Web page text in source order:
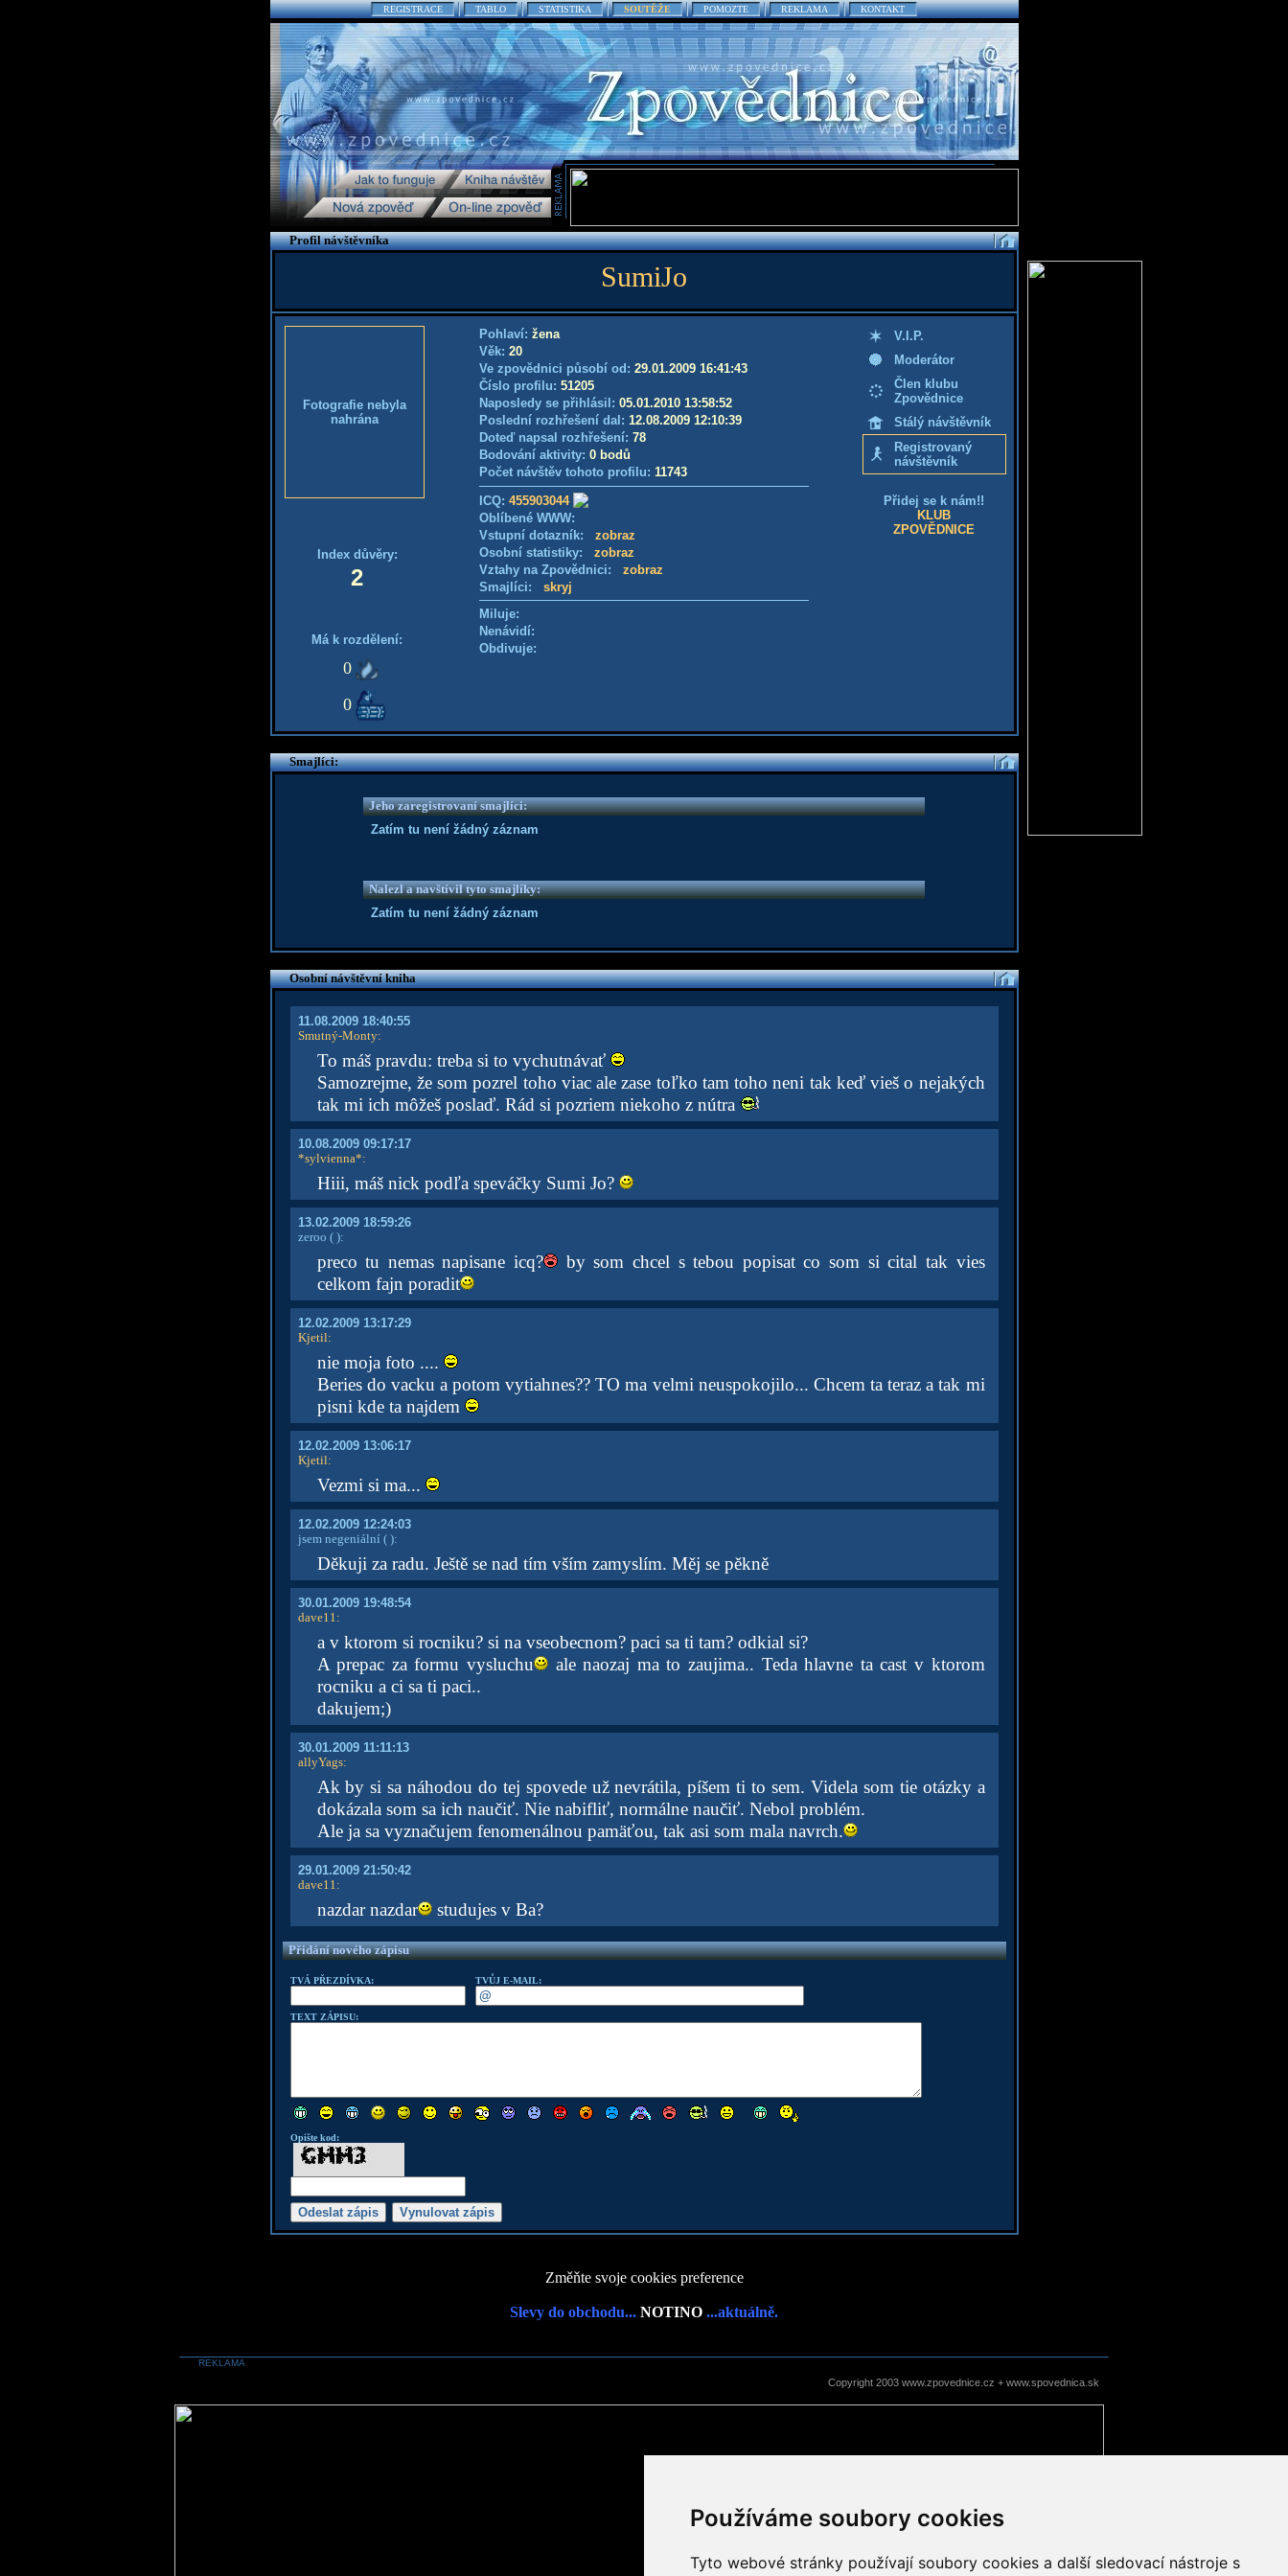
Používáme soubory cookies
Tyto webové stránky používají soubory cookies a další sledovací nástroje s
REGISTRACE TABLO STATISTIKA SOUTĚŽE POMOZTE REKLAMA KONTAKT
Profil návštěvníka
SumiJo
Fotografie nebyla
nahrána
Index důvěry:
2
Má k rozdělení:
0
0
Pohlaví: žena
Věk: 20
Ve zpovědnici působí od: 29.01.2009 16:41:43
Číslo profilu: 51205
Naposledy se přihlásil: 05.01.2010 13:58:52
Poslední rozhřešení dal: 12.08.2009 12:10:39
Doteď napsal rozhřešení: 78
Bodování aktivity: 0 bodů
Počet návštěv tohoto profilu: 11743
ICQ: 455903044
Oblíbené WWW:
Vstupní dotazník: zobraz
Osobní statistiky: zobraz
Vztahy na Zpovědnici: zobraz
Smajlíci: skryj
Miluje:
Nenávidí:
Obdivuje:
V.I.P.
Moderátor
Člen klubu
Zpovědnice
Stálý návštěvník
Registrovaný
návštěvník
Přidej se k nám!!
KLUB
ZPOVĚDNICE
Smajlíci:
Jeho zaregistrovaní smajlíci:
Zatím tu není žádný záznam
Nalezl a navštívil tyto smajlíky:
Zatím tu není žádný záznam
Osobní návštěvní kniha
11.08.2009 18:40:55
Smutný-Monty:
To máš pravdu: treba si to vychutnávať
Samozrejme, že som pozrel toho viac ale zase toľko tam toho neni tak keď vieš o nejakých
tak mi ich môžeš poslaď. Rád si pozriem niekoho z nútra
10.08.2009 09:17:17
*sylvienna*:
Hiii, máš nick podľa speváčky Sumi Jo?
13.02.2009 18:59:26
zeroo ( ):
preco tu nemas napisane icq?
by som chcel s tebou popisat co som si cital tak vies
celkom fajn poradit
12.02.2009 13:17:29
Kjetil:
nie moja foto ....
Beries do vacku a potom vytiahnes?? TO ma velmi neuspokojilo... Chcem ta teraz a tak mi
pisni kde ta najdem
12.02.2009 13:06:17
Kjetil:
Vezmi si ma...
12.02.2009 12:24:03
jsem negeniální( ):
Děkuji za radu. Ještě se nad tím vším zamyslím. Měj se pěkně
30.01.2009 19:48:54
dave11:
a v ktorom si rocniku? si na vseobecnom? paci sa ti tam? odkial si?
A prepac za formu vysluchu
ale naozaj ma to zaujima.. Teda hlavne ta cast v ktorom
rocniku a ci sa ti paci..
dakujem;)
30.01.2009 11:11:13
allyYags:
Ak by si sa náhodou do tej spovede už nevrátila, píšem ti to sem. Videla som tie otázky a
dokázala som sa ich naučiť. Nie nabifliť, normálne naučiť. Nebol problém.
Ale ja sa vyznačujem fenomenálnou pamäťou, tak asi som mala navrch.
29.01.2009 21:50:42
dave11:
nazdar nazdar studujes v Ba?
Přidání nového zápisu
TVÁ PŘEZDÍVKA: TVŮJ E-MAIL:
TEXT ZÁPISU:
Opište kod:
Změňte svoje cookies preference
Slevy do obchodu... NOTINO ...aktuálně.
REKLAMA
Copyright 2003 www.zpovednice.cz + www.spovednica.sk